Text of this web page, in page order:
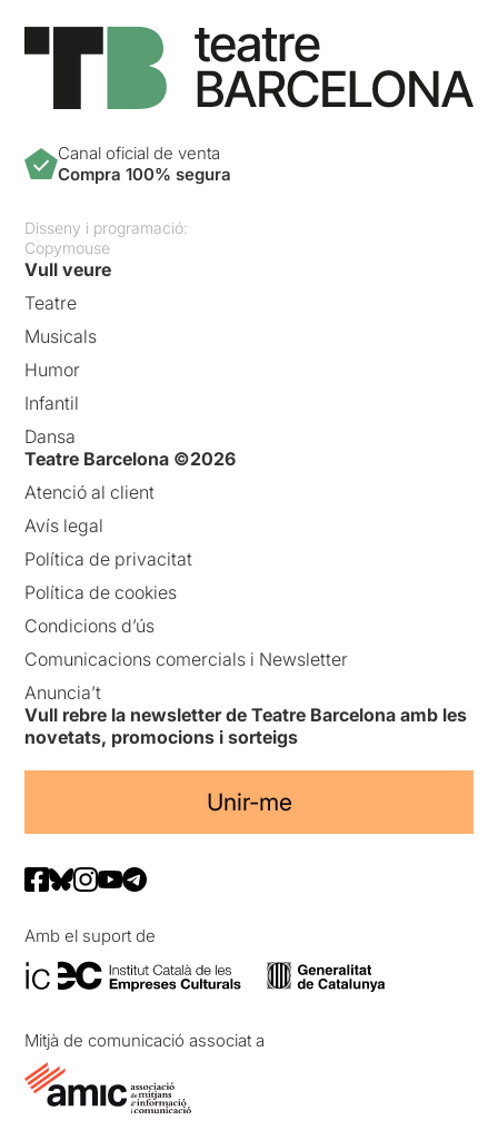
Canal oficial de venta
Compra 100% segura
Disseny i programació:
Copymouse
Vull veure
Teatre
Musicals
Humor
Infantil
Dansa
Teatre Barcelona ©2026
Atenció al client
Avís legal
Política de privacitat
Política de cookies
Condicions d’ús
Comunicacions comercials i Newsletter
Anuncia’t
Vull rebre la newsletter de Teatre Barcelona amb les
novetats, promocions i sorteigs
Unir-me
Amb el suport de
Mitjà de comunicació associat a